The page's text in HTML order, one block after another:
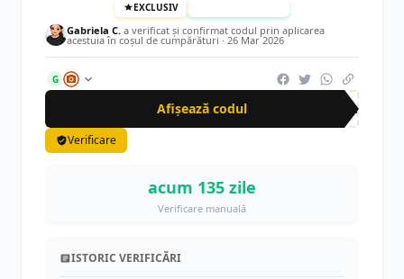
EXCLUSIV
Gabriela C. a verificat și confirmat codul prin aplicarea
acestuia în coșul de cumpărături · 26 Mar 2026
G
Afișează codul Cup
Verificare
acum 135 zile
Verificare manuală
ISTORIC VERIFICĂRI